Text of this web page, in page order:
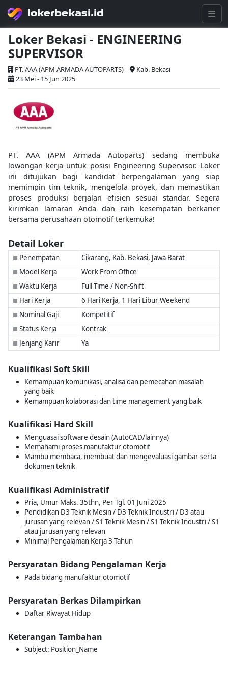
lokerbekasi.id
Loker Bekasi - ENGINEERING
SUPERVISOR
PT. AAA (APM ARMADA AUTOPARTS)
Kab. Bekasi
23 Mei - 15 Jun 2025
PT. AAA (APM Armada Autoparts) sedang membuka
lowongan kerja untuk posisi Engineering Supervisor. Loker
ini ditujukan bagi kandidat berpengalaman yang siap
memimpin tim teknik, mengelola proyek, dan memastikan
proses produksi berjalan efisien sesuai standar. Segera
kirimkan lamaran Anda dan raih kesempatan berkarier
bersama perusahaan otomotif terkemuka!
Detail Loker
■ Penempatan Cikarang, Kab. Bekasi, Jawa Barat
■ Model Kerja Work From Office
■ Waktu Kerja Full Time / Non-Shift
■ Hari Kerja 6 Hari Kerja, 1 Hari Libur Weekend
■ Nominal Gaji Kompetitif
■ Status Kerja Kontrak
■ Jenjang Karir Ya
Kualifikasi Soft Skill
Kemampuan komunikasi, analisa dan pemecahan masalah
yang baik
Kemampuan kolaborasi dan time management yang baik
Kualifikasi Hard Skill
Menguasai software desain (AutoCAD/lainnya)
Memahami proses manufaktur otomotif
Mambu membaca, membuat dan mengevaluasi gambar serta
dokumen teknik
Kualifikasi Administratif
Pria, Umur Maks. 35thn, Per Tgl. 01 Juni 2025
Pendidikan D3 Teknik Mesin / D3 Teknik Industri / D3 atau
jurusan yang relevan / S1 Teknik Mesin / S1 Teknik Industri / S1
atau jurusan yang relevan
Minimal Pengalaman Kerja 3 Tahun
Persyaratan Bidang Pengalaman Kerja
Pada bidang manufaktur otomotif
Persyaratan Berkas Dilampirkan
Daftar Riwayat Hidup
Keterangan Tambahan
Subject: Position_Name